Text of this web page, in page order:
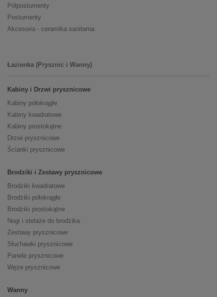
Półpostumenty
Postumenty
Akcesoria - ceramika sanitarna
Łazienka (Prysznic i Wanny)
Kabiny i Drzwi prysznicowe
Kabiny półokrągłe
Kabiny kwadratowe
Kabiny prostokątne
Drzwi prysznicowe
Ścianki prysznicowe
Brodziki i Zestawy prysznicowe
Brodziki kwadratowe
Brodziki półokrągłe
Brodziki prostokątne
Nogi i stelaże do brodzika
Zestawy prysznicowe
Słuchawki prysznicowe
Panele prysznicowe
Węże prysznicowe
Wanny